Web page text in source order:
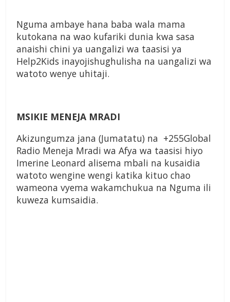
Nguma ambaye hana baba wala mama
kutokana na wao kufariki dunia kwa sasa
anaishi chini ya uangalizi wa taasisi ya
Help2Kids inayojishughulisha na uangalizi wa
watoto wenye uhitaji.
MSIKIE MENEJA MRADI
Akizungumza jana (Jumatatu) na +255Global
Radio Meneja Mradi wa Afya wa taasisi hiyo
Imerine Leonard alisema mbali na kusaidia
watoto wengine wengi katika kituo chao
wameona vyema wakamchukua na Nguma ili
kuweza kumsaidia.